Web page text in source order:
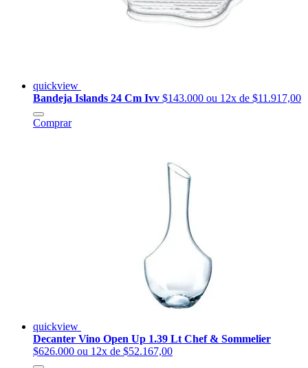
quickview
Bandeja Islands 24 Cm Ivv $143.000 ou 12x de $11.917,00
Comprar
quickview
Decanter Vino Open Up 1.39 Lt Chef & Sommelier
$626.000 ou 12x de $52.167,00